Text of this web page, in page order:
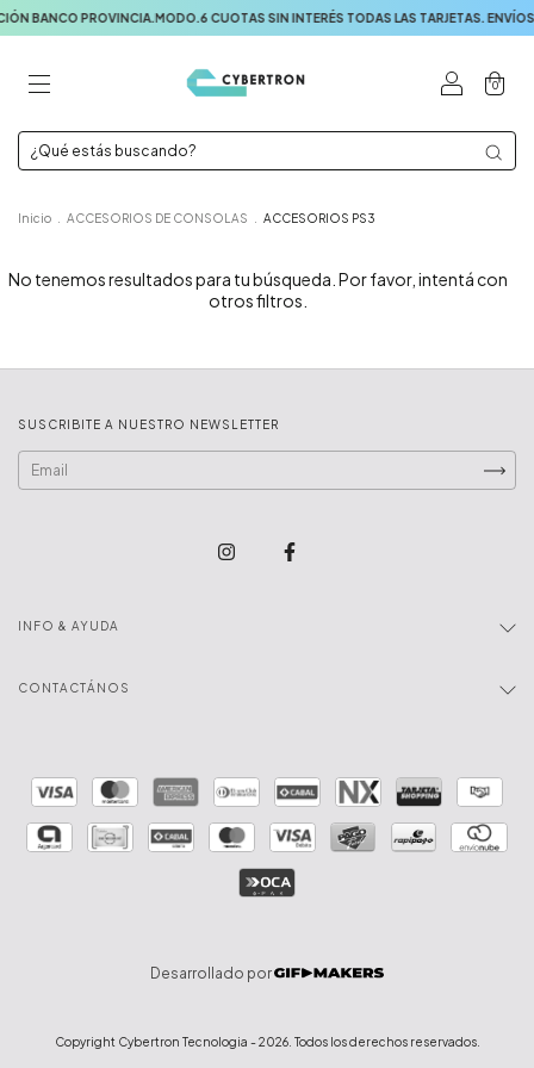
PROVINCIA.MODO.6 CUOTAS SIN INTERÉS TODAS LAS TARJETAS. ENVÍOS
0
Inicio ACCESORIOS DE CONSOLAS ACCESORIOS PS3
No tenemos resultados para tu búsqueda. Por favor, intentá con
otros filtros.
SUSCRIBITE A NUESTRO NEWSLETTER
INFO & AYUDA
CONTACTÁNOS
Desarrollado por
Copyright Cybertron Tecnologia - 2026. Todos los derechos reservados.